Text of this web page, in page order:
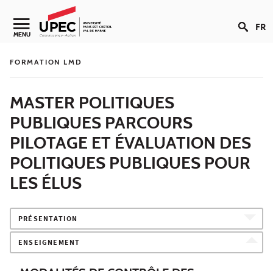
Aller au contenu
Navigation secondaire
MENU FR
FORMATION LMD
MASTER POLITIQUES
PUBLIQUES PARCOURS
PILOTAGE ET ÉVALUATION DES
POLITIQUES PUBLIQUES POUR
LES ÉLUS
PRÉSENTATION
ENSEIGNEMENT